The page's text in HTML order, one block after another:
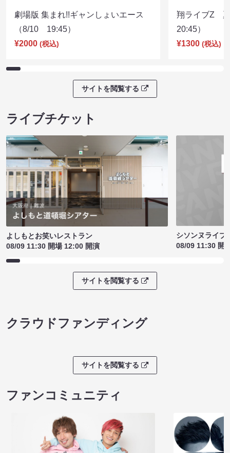
劇場版 集まれ!!ギャンしょいエース
（8/10 19:45）
¥2000 (税込)
翔ライブZ
20:45）
¥1300 (税込)
サイトを閲覧する
ライブチケット
よしもとお笑いレストラン
08/09 11:30 開場 12:00 開演
シソンヌライ
08/09 11:30 開
サイトを閲覧する
クラウドファンディング
サイトを閲覧する
ファンコミュニティ